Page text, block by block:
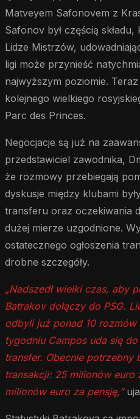
Matveyem Safonovem z
Safonov był częścią
Lidze Mistrzów,
ligi może przynieść
najwyższym poziomie.
kolejnego wielkiego
Parc des Princes.
Negocjacje są już na
przedstawiciel zawodnika,
że rozmowy przebiegają
dyskusje między klubami
transferu oraz oczekiwania
dużej mierze uzgodnione.
ostatecznego ogłoszenia
drobne szczegóły.
„Nadszedł wielki czas, aby
Batrakov dołączy do PSG.
odbyli już ponad 10
tygodniu Campos uda się
transfer. Obecnie potrzebny
transakcji: 25 milionów euro
milionów euro za pensję,”